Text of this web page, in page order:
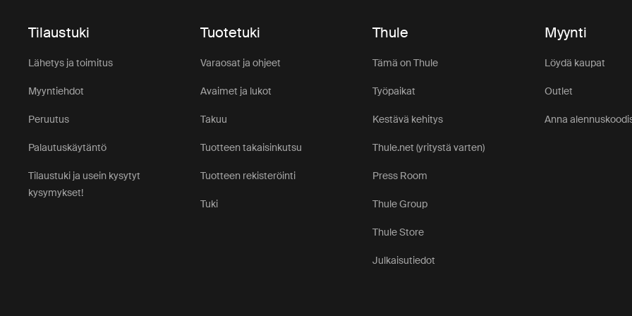
Tilaustuki
Lähetys ja toimitus
Myyntiehdot
Peruutus
Palautuskäytäntö
Tilaustuki ja usein kysytyt
kysymykset!
Tuotetuki
Varaosat ja ohjeet
Avaimet ja lukot
Takuu
Tuotteen takaisinkutsu
Tuotteen rekisteröinti
Tuki
Thule
Tämä on Thule
Työpaikat
Kestävä kehitys
Thule.net (yritystä varten)
Press Room
Thule Group
Thule Store
Julkaisutiedot
Myynti
Löydä kaupat
Outlet
Anna